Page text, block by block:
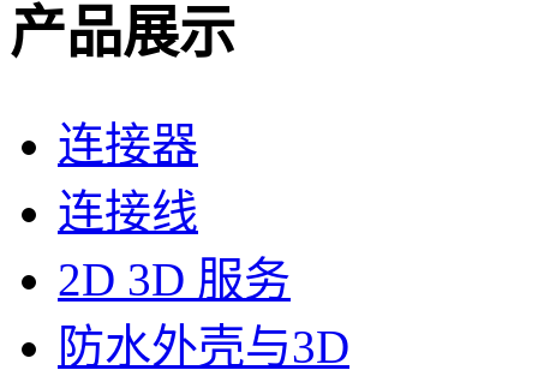
产品展示
连接器
连接线
2D 3D 服务
防水外壳与3D